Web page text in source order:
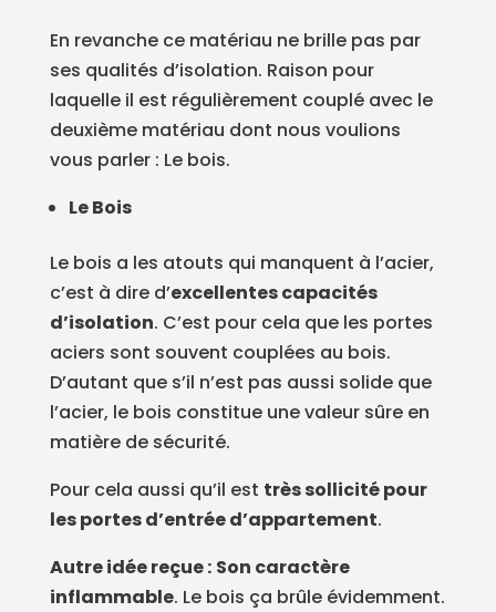
En revanche ce matériau ne brille pas par
ses qualités d’isolation. Raison pour
laquelle il est régulièrement couplé avec le
deuxième matériau dont nous voulions
vous parler : Le bois.
Le Bois
Le bois a les atouts qui manquent à l’acier,
c’est à dire d’excellentes capacités
d’isolation. C’est pour cela que les portes
aciers sont souvent couplées au bois.
D’autant que s’il n’est pas aussi solide que
l’acier, le bois constitue une valeur sûre en
matière de sécurité.
Pour cela aussi qu’il est très sollicité pour
les portes d’entrée d’appartement.
Autre idée reçue : Son caractère
inflammable. Le bois ça brûle évidemment.